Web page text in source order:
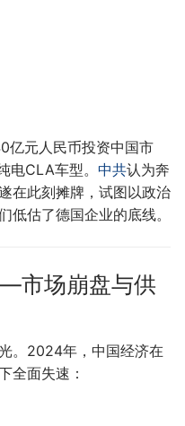
亿元人民币投资中国市
电CLA车型。 中共认为奔
在此刻摊牌，试图以政治
低估了德国企业的底线。
市场崩盘与供
。2024年，中国经济在
全面失速：